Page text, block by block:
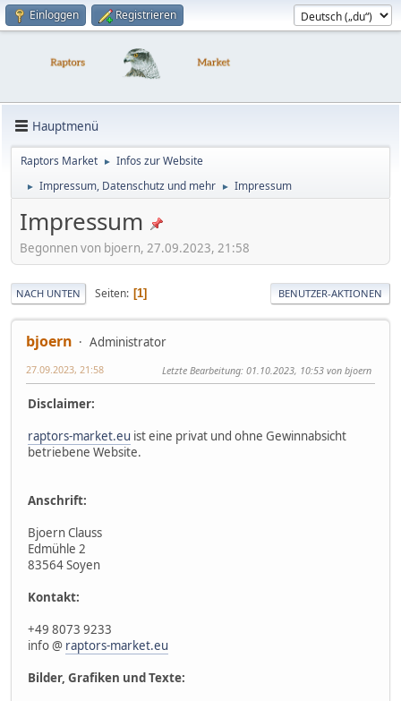
Einloggen Registrieren
Hauptmenü
Raptors Market ► Infos zur Website
► Impressum, Datenschutz und mehr ► Impressum
Impressum
Begonnen von bjoern, 27.09.2023, 21:58
NACH UNTEN Seiten 1 BENUTZER-AKTIONEN
bjoern Administrator
27.09.2023, 21:58 Letzte Bearbeitung: 01.10.2023, 10:53 von bjoern
Disclaimer:
raptors-market.eu ist eine privat und ohne Gewinnabsicht
betriebene Website.
Anschrift:
Bjoern Clauss
Edmühle 2
83564 Soyen
Kontakt:
+49 8073 9233
info @ raptors-market.eu
Bilder, Grafiken und Texte: